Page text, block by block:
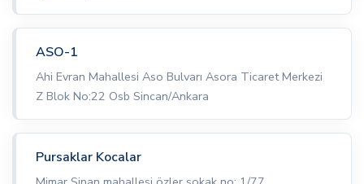
ASO-1
Ahi Evran Mahallesi Aso Bulvarı Asora Ticaret Merkezi
Z Blok No:22 Osb Sincan/Ankara
Pursaklar Kocalar